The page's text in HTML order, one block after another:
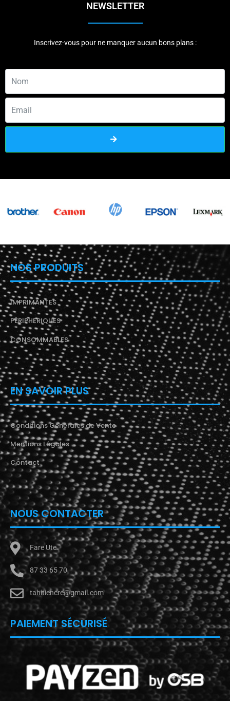
NEWSLETTER
Inscrivez-vous pour ne manquer aucun bons plans :
NOS PRODUITS
IMPRIMANTES
PÉRIPHERIQUES
CONSOMMABLES
EN SAVOIR PLUS
Conditions Générales de Vente
Mentions Légales
Contact
NOUS CONTACTER
Fare Ute
87 33 65 70
tahitiencre@gmail.com
PAIEMENT SÉCURISÉ